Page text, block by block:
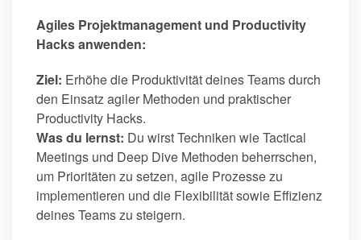
Agiles Projektmanagement und Productivity
Hacks anwenden:
Ziel: Erhöhe die Produktivität deines Teams durch
den Einsatz agiler Methoden und praktischer
Productivity Hacks.
Was du lernst: Du wirst Techniken wie Tactical
Meetings und Deep Dive Methoden beherrschen,
um Prioritäten zu setzen, agile Prozesse zu
implementieren und die Flexibilität sowie Effizienz
deines Teams zu steigern.